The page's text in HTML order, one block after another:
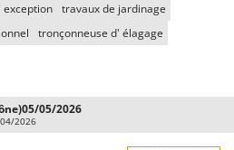
exception travaux de jardinage
tronçonneuse d' élagage
05/05/2026
2026